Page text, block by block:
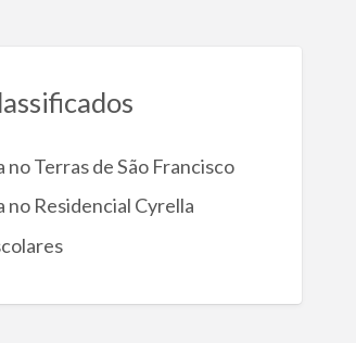
no Terras de São Francisco
no Residencial Cyrella